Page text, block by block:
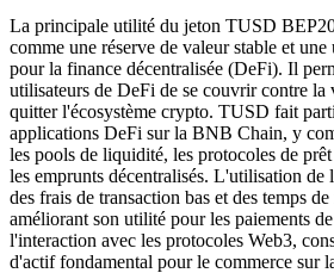
La principale utilité du jeton TUSD
comme une réserve de valeur stable et
pour la finance décentralisée (DeFi). Il
utilisateurs de DeFi de se couvrir contre la
quitter l'écosystème crypto. TUSD fait
applications DeFi sur la BNB Chain, y
les pools de liquidité, les protocoles de
les emprunts décentralisés. L'utilisation
des frais de transaction bas et des temps
améliorant son utilité pour les paiements
l'interaction avec les protocoles Web3,
d'actif fondamental pour le commerce sur